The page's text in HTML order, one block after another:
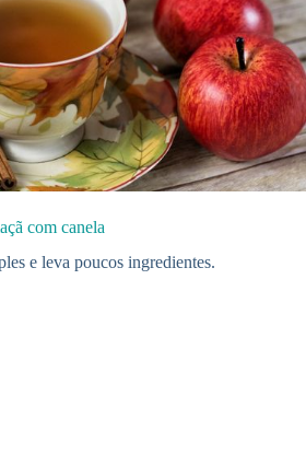
com canela
e leva poucos ingredientes.